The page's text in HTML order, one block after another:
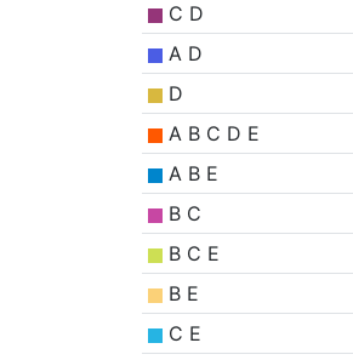
C D
A D
D
A B C D E
A B E
B C
B C E
B E
C E